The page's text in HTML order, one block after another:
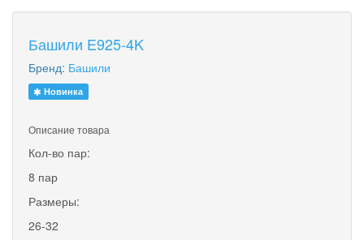
Башили E925-4K
Бренд: Башили
Новинка
Описание товара
Кол-во пар:
8 пар
Размеры:
26-32